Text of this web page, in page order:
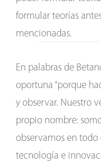
formular teorías
mencionadas.
En palabras de
oportuna “porque
y observar. Nuestro
propio nombre:
observamos en todo
tecnología e